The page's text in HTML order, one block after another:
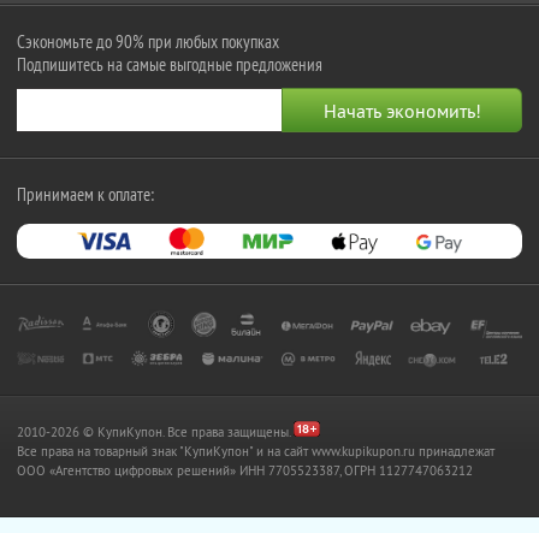
Сэкономьте до 90% при любых покупках
Подпишитесь на самые выгодные предложения
Принимаем к оплате:
2010-2026 © КупиКупон. Все права защищены.
Все права на товарный знак "КупиКупон" и на сайт www.kupikupon.ru принадлежат
OOO «Агентство цифровых решений» ИНН 7705523387, ОГРН 1127747063212